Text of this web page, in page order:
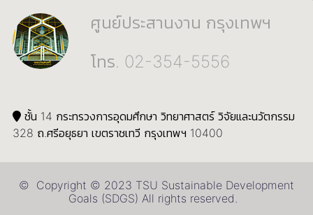
ศูนย์ประสานงาน กรุงเทพฯ
โทร. 02-354-5556
ชั้น 14 กระทรวงการอุดมศึกษา วิทยาศาสตร์ วิจัยและนวัตกรรม
328 ถ.ศรีอยุธยา เขตราชเทวี กรุงเทพฯ 10400
© Copyright © 2023 TSU Sustainable Development
Goals (SDGS) All rights reserved.